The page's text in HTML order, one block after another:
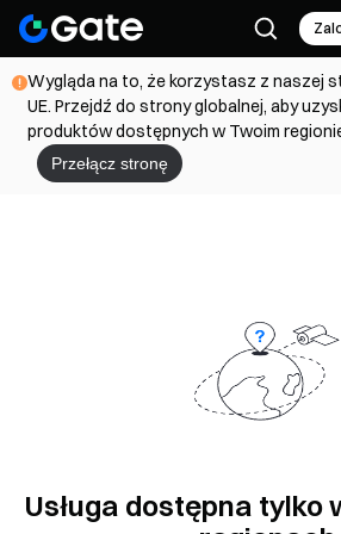
Wygląda na to, że korzystasz z naszej
UE. Przejdź do strony globalnej, aby
produktów dostępnych w Twoim
Przełącz stronę
Usługa dostępna tylko